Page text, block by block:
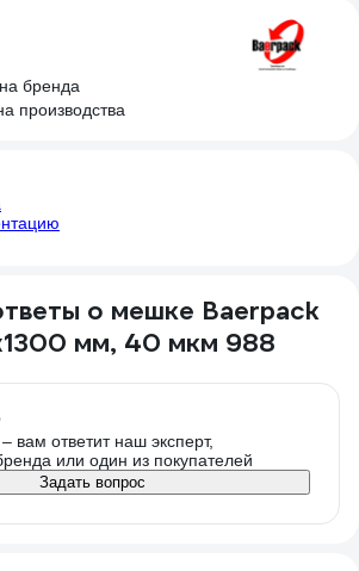
бренда
производства
о мешке Baerpack
мм, 40 мкм 988
вам ответит наш эксперт,
или один из покупателей
Задать вопрос